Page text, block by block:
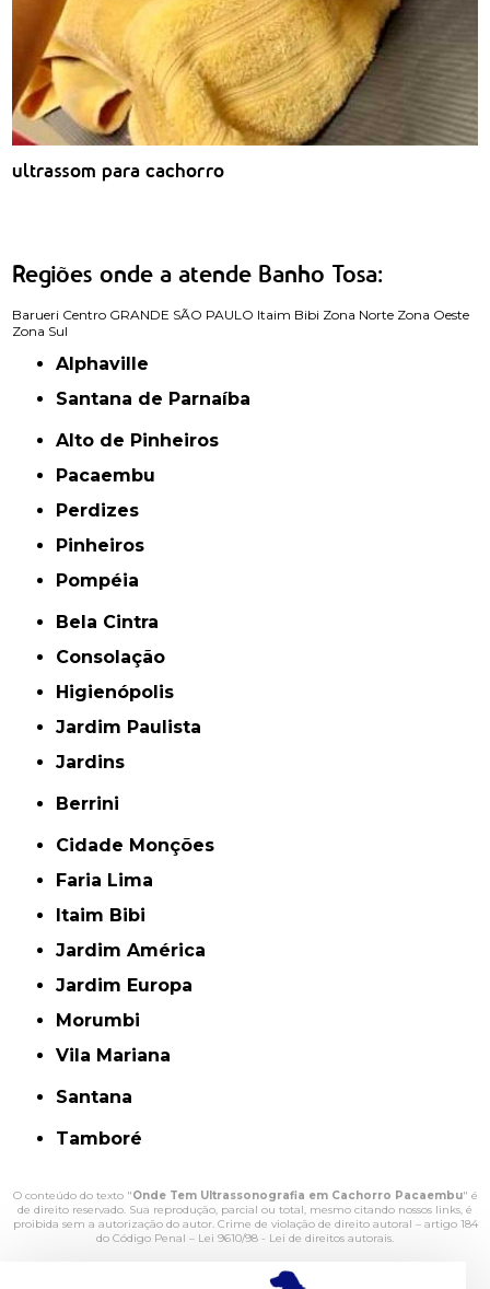
ultrassom para cachorro
Regiões onde a atende Banho Tosa:
Barueri Centro GRANDE SÃO PAULO Itaim Bibi Zona Norte Zona Oeste
Zona Sul
Alphaville
Santana de Parnaíba
Alto de Pinheiros
Pacaembu
Perdizes
Pinheiros
Pompéia
Bela Cintra
Consolação
Higienópolis
Jardim Paulista
Jardins
Berrini
Cidade Monções
Faria Lima
Itaim Bibi
Jardim América
Jardim Europa
Morumbi
Vila Mariana
Santana
Tamboré
O conteúdo do texto "Onde Tem Ultrassonografia em Cachorro Pacaembu" é
de direito reservado. Sua reprodução, parcial ou total, mesmo citando nossos links, é
proibida sem a autorização do autor. Crime de violação de direito autoral – artigo 184
do Código Penal – Lei 9610/98 - Lei de direitos autorais.